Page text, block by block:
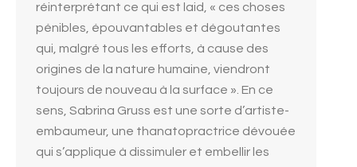
réinterprétant ce qui est laid, « ces choses
pénibles, épouvantables et dégoutantes
qui, malgré tous les efforts, à cause des
origines de la nature humaine, viendront
toujours de nouveau à la surface ». En ce
sens, Sabrina Gruss est une sorte d’artiste-
embaumeur, une thanatopractrice dévouée
qui s’applique à dissimuler et embellir les